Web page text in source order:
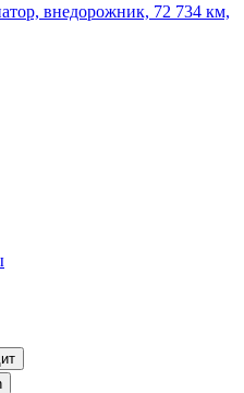
внедорожник, 72 734 км,